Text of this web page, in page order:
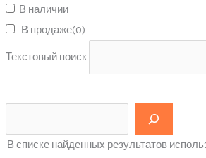
В наличии
В продаже(0)
Текстовый поиск
В списке найденных результатов